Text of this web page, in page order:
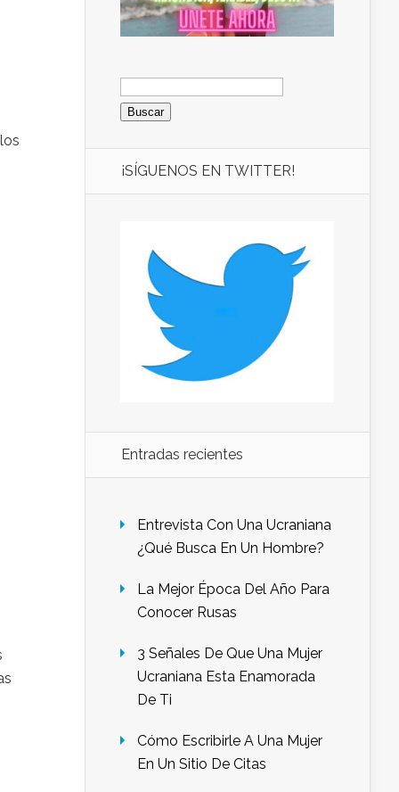
Buscar:
¡SÍGUENOS EN TWITTER!
Entradas recientes
Entrevista Con Una Ucraniana
¿Qué Busca En Un Hombre?
La Mejor Época Del Año Para
Conocer Rusas
3 Señales De Que Una Mujer
Ucraniana Esta Enamorada
De Ti
Cómo Escribirle A Una Mujer
En Un Sitio De Citas